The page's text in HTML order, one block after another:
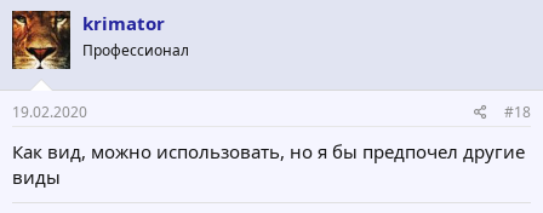
krimator
Профессионал
19.02.2020 #18
Как вид, можно использовать, но я бы предпочел другие
виды